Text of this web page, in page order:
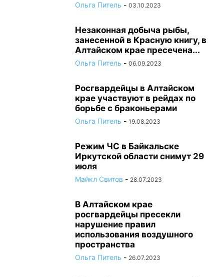
Ольга Питель - 03.10.2023
Незаконная добыча рыбы,
занесенной в Красную книгу, в
Алтайском крае пресечена...
Ольга Питель - 06.09.2023
Росгвардейцы в Алтайском
крае участвуют в рейдах по
борьбе с браконьерами
Ольга Питель - 19.08.2023
Режим ЧС в Байкальске
Иркутской области снимут 29
июля
Майкл Свитов - 28.07.2023
В Алтайском крае
росгвардейцы пресекли
нарушение правил
использования воздушного
пространства
Ольга Питель - 26.07.2023